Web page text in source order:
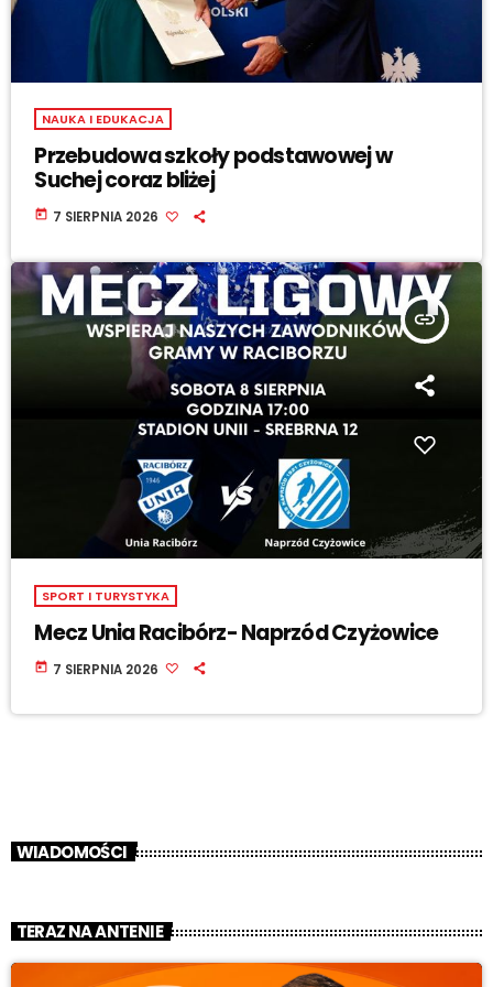
NAUKA I EDUKACJA
Przebudowa szkoły podstawowej w
Suchej coraz bliżej
today 7 SIERPNIA 2026
insert_link
SPORT I TURYSTYKA
Mecz Unia Racibórz- Naprzód Czyżowice
today 7 SIERPNIA 2026
WIADOMOŚCI
TERAZ NA ANTENIE